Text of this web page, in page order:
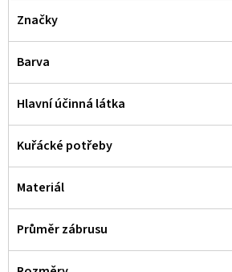
Značky
Barva
Hlavní účinná látka
Kuřácké potřeby
Materiál
Průměr zábrusu
o
d
u
k
t
ů